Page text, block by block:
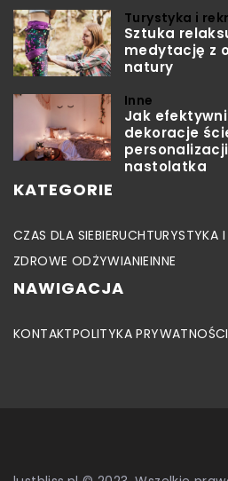
Turystyka i
Sztuka
medytację z
natury
Inne
Jak
dekoracje
nastolatka
KATEGORIE
CZAS DLA SIEBIERUCHTURYSTYKA
ZDROWE ODŻYWIANIEINNE
NAWIGACJA
KONTAKTPOLITYKA PRYWATNOŚCI